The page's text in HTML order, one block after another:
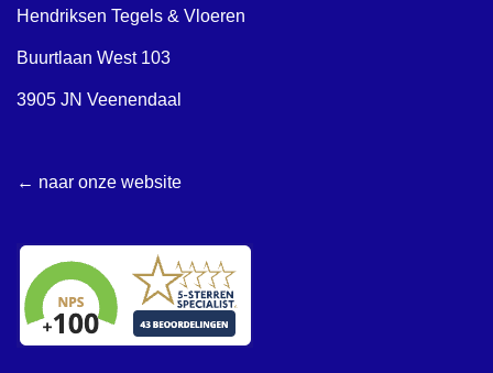
Hendriksen Tegels & Vloeren
Buurtlaan West 103
3905 JN Veenendaal
← naar onze website